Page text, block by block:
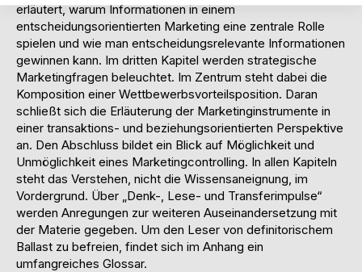
erläutert, warum Informationen in einem
entscheidungsorientierten Marketing eine zentrale Rolle
spielen und wie man entscheidungsrelevante Informationen
gewinnen kann. Im dritten Kapitel werden strategische
Marketingfragen beleuchtet. Im Zentrum steht dabei die
Komposition einer Wettbewerbsvorteilsposition. Daran
schließt sich die Erläuterung der Marketinginstrumente in
einer transaktions- und beziehungsorientierten Perspektive
an. Den Abschluss bildet ein Blick auf Möglichkeit und
Unmöglichkeit eines Marketingcontrolling. In allen Kapiteln
steht das Verstehen, nicht die Wissensaneignung, im
Vordergrund. Über „Denk-, Lese- und Transferimpulse“
werden Anregungen zur weiteren Auseinandersetzung mit
der Materie gegeben. Um den Leser von definitorischem
Ballast zu befreien, findet sich im Anhang ein
umfangreiches Glossar.